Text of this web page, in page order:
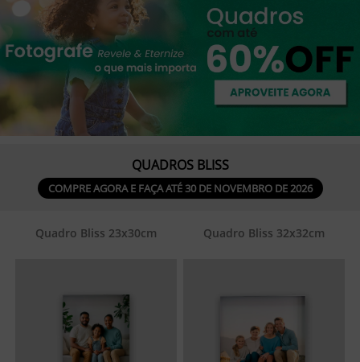
QUADROS BLISS
COMPRE AGORA E FAÇA ATÉ 30 DE NOVEMBRO DE 2026
Quadro Bliss 23x30cm Quadro Bliss 32x32cm